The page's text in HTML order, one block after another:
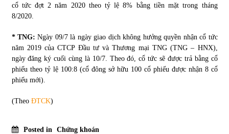
cổ tức đợt 2 năm 2020 theo tỷ lệ 8% bằng tiền mặt trong tháng
8/2020.
* TNG: Ngày 09/7 là ngày giao dịch không hưởng quyền nhận cổ tức
năm 2019 của CTCP Đầu tư và Thương mại TNG (TNG – HNX),
ngày đăng ký cuối cùng là 10/7. Theo đó, cổ tức sẽ được trả bằng cổ
phiếu theo tỷ lệ 100:8 (cổ đông sở hữu 100 cổ phiếu được nhận 8 cổ
phiếu mới).
(Theo ĐTCK)
Posted in
Chứng khoán